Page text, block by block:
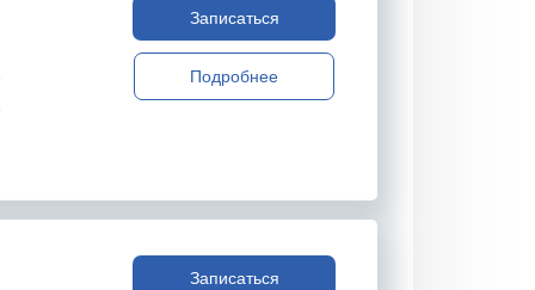
Записаться
Подробнее
Записаться